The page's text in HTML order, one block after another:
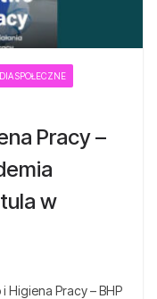
SPOŁECZNE
Pracy –
w
Higiena Pracy – BHP